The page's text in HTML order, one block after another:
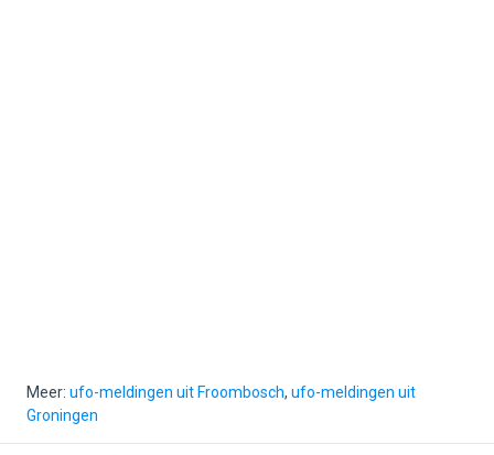
Meer: ufo-meldingen uit Froombosch, ufo-meldingen uit
Groningen